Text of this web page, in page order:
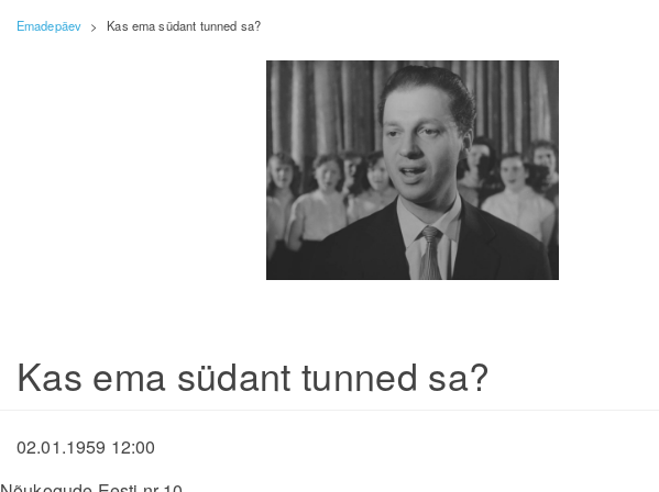
Emadepäev > Kas ema südant tunned sa?
Kas ema südant tunned sa?
02.01.1959 12:00